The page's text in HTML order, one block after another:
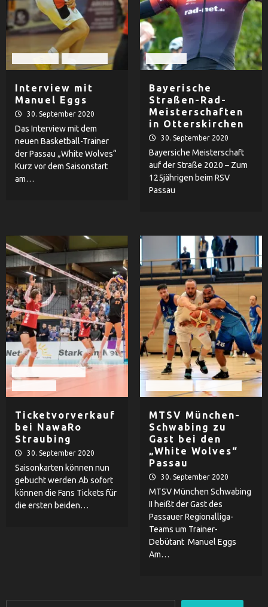
Interview mit
Manuel Eggs
30. September 2020
Das Interview mit dem
neuen Basketball-Trainer
der Passau „White Wolves“
Kurz vor dem Saisonstart
am…
Bayerische
Straßen-Rad-
Meisterschaften
in Otterskirchen
30. September 2020
Bayersiche Meisterschaft
auf der Straße 2020 – Zum
125jährigen beim RSV
Passau
Ticketvorverkauf
bei NawaRo
Straubing
30. September 2020
Saisonkarten können nun
gebucht werden Ab sofort
können die Fans Tickets für
die ersten beiden…
MTSV München-
Schwabing zu
Gast bei den
„White Wolves“
Passau
30. September 2020
MTSV München Schwabing
II heißt der Gast des
Passauer Regionalliga-
Teams um Trainer-
Debütant Manuel Eggs
Am…